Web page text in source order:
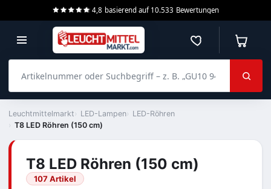
4,8 basierend auf 10.533 Bewertungen
Merkzettel
Leuchtmittelmarkt LED-Lampen
LED-Röhren
T8 LED Röhren (150 cm)
T8 LED Röhren (150 cm)
107 Artikel